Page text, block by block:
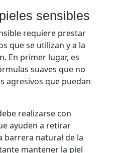
sensibles
requiere prestar
que se utilizan y a la
En primer lugar, es
suaves que no
agresivos que puedan
realizarse con
ayuden a retirar
barrera natural de la
mantener la piel